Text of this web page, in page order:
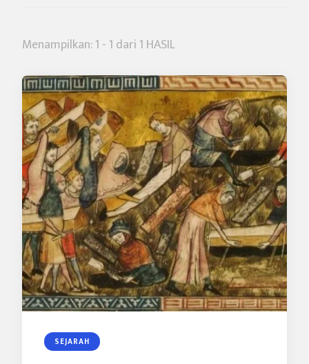
Menampilkan: 1 - 1 dari 1 HASIL
SEJARAH